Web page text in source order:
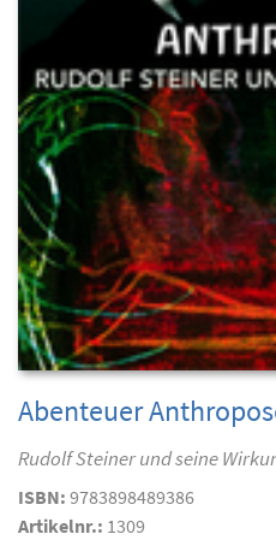
Abenteuer
Rudolf Steiner und seine
ISBN: 9783898489386
Artikelnr.: 1309